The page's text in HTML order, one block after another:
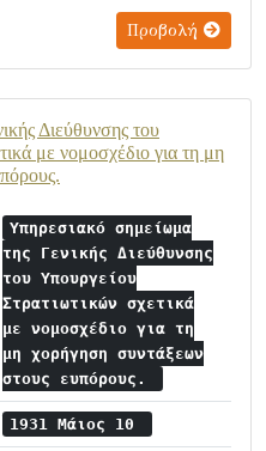
Προβολή
Διεύθυνσης του
με νομοσχέδιο για τη μη
Υπηρεσιακό σημείωμα
της Γενικής Διεύθυνσης
του Υπουργείου
Στρατιωτικών σχετικά
με νομοσχέδιο για τη
μη χορήγηση συντάξεων
στους ευπόρους.
1931 Μάιος 10